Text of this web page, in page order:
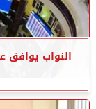
النواب يوافق